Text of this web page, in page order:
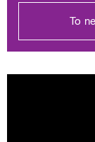
Rozhlasová
nabídky
kombinaci
To